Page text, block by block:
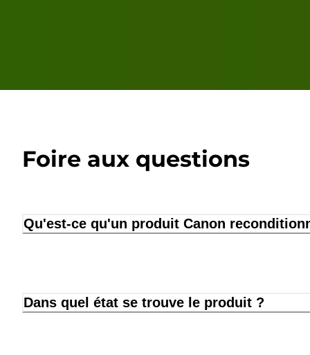
Foire aux questions
Qu'est-ce qu'un produit Canon
Dans quel état se trouve le produit ?